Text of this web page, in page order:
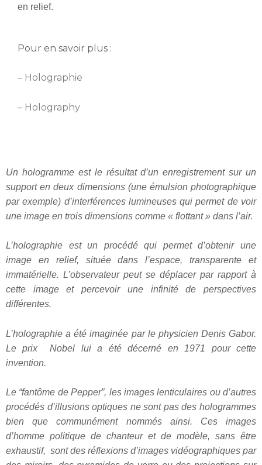
en relief.
Pour en savoir plus :
– Holographie
– Holography
Un hologramme est le résultat d’un enregistrement sur un
support en deux dimensions (une émulsion photographique
par exemple) d’interférences lumineuses qui permet de voir
une image en trois dimensions comme « flottant » dans l’air.
L’holographie est un procédé qui permet d’obtenir une
image en relief, située dans l’espace, transparente et
immatérielle. L’observateur peut se déplacer par rapport à
cette image et percevoir une infinité de perspectives
différentes.
L’holographie a été imaginée par le physicien Denis Gabor.
Le prix Nobel lui a été décerné en 1971 pour cette
invention.
Le “fantôme de Pepper”, les images lenticulaires ou d’autres
procédés d’illusions optiques ne sont pas des hologrammes
bien que communément nommés ainsi. Ces images
d’homme politique de chanteur et de modèle, sans être
exhaustif, sont des réflexions d’images vidéographiques par